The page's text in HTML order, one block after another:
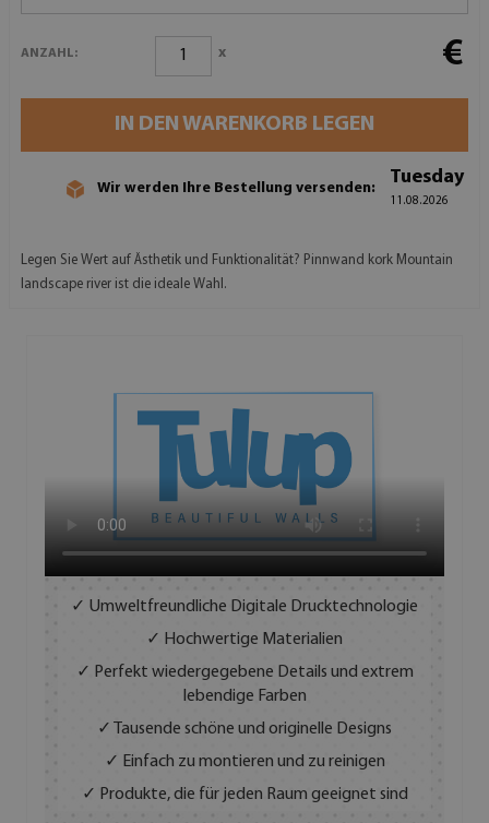
ANZAHL: x €
IN DEN WARENKORB LEGEN
Wir werden Ihre Bestellung versenden:
Tuesday
11.08.2026
Legen Sie Wert auf Ästhetik und Funktionalität? Pinnwand kork Mountain
landscape river ist die ideale Wahl.
✓ Umweltfreundliche Digitale Drucktechnologie
✓ Hochwertige Materialien
✓ Perfekt wiedergegebene Details und extrem
lebendige Farben
✓ Tausende schöne und originelle Designs
✓ Einfach zu montieren und zu reinigen
✓ Produkte, die für jeden Raum geeignet sind